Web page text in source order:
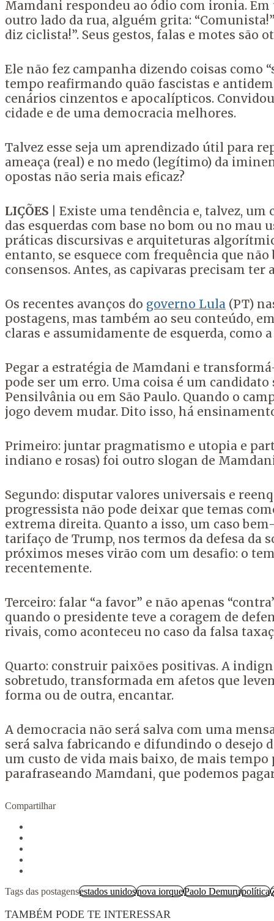
Mamdani respondeu ao ódio com ironia.
outro lado da rua, alguém grita:
diz ciclista!”. Seus gestos, falas e motes são
Ele não fez campanha dizendo coisas como
tempo reafirmando quão fascistas e
cenários cinzentos e apocalípticos.
cidade e de uma democracia melhores.
Talvez esse seja um aprendizado útil para
ameaça (real) e no medo (legítimo) da
opostas não seria mais eficaz?
LIÇÕES | Existe uma tendência e, talvez, um
das esquerdas com base no bom ou no mau
práticas discursivas e arquiteturas
entanto, se esquece com frequência que
consensos. Antes, as capivaras precisam
Os recentes avanços do governo Lula (PT)
postagens, mas também ao seu conteúdo,
claras e assumidamente de esquerda, como
Pegar a estratégia de Mamdani e
pode ser um erro. Uma coisa é um
Pensilvânia ou em São Paulo. Quando o
jogo devem mudar. Dito isso, há
Primeiro: juntar pragmatismo e utopia e
indiano e rosas) foi outro slogan de
Segundo: disputar valores universais e
progressista não pode deixar que temas
extrema direita. Quanto a isso, um caso
tarifaço de Trump, nos termos da defesa da
próximos meses virão com um desafio: o
recentemente.
Terceiro: falar “a favor” e não apenas
quando o presidente teve a coragem de
rivais, como aconteceu no caso da falsa
Quarto: construir paixões positivas. A
sobretudo, transformada em afetos que
forma ou de outra, encantar.
A democracia não será salva com uma
será salva fabricando e difundindo o desejo
um custo de vida mais baixo, de mais
parafraseando Mamdani, que podemos
Compartilhar
Tags das postagensestados unidosnova iorquePaolo Demurupolítica
TAMBÉM PODE TE INTERESSAR